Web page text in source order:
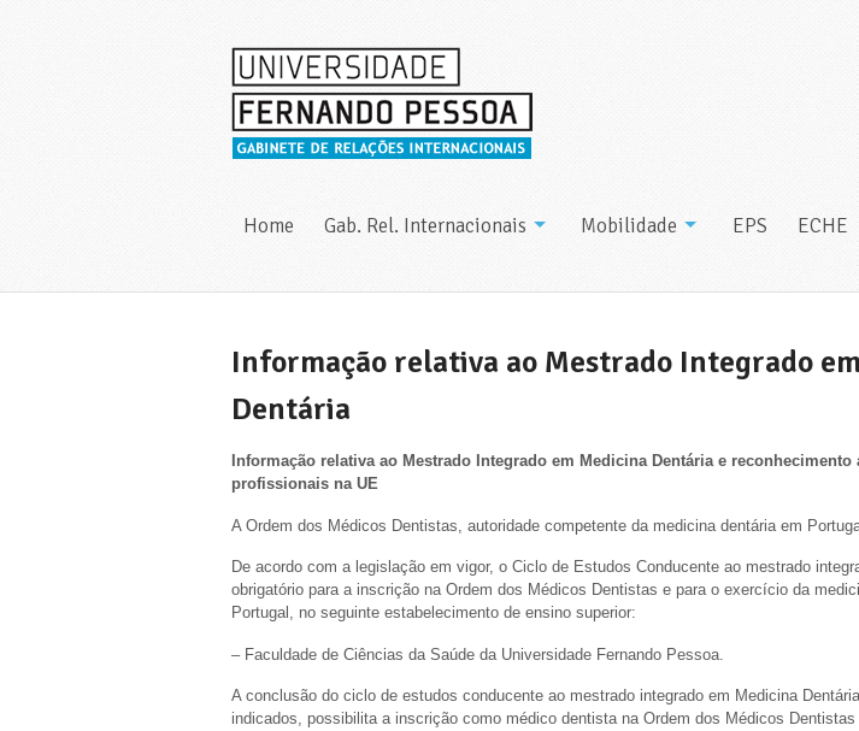
Home Gab. Rel. Internacionais Mobilidade EPS ECHE
Informação relativa ao Mestrado Integrado
Dentária
Informação relativa ao Mestrado Integrado em Medicina Dentária e
profissionais na UE
A Ordem dos Médicos Dentistas, autoridade competente da medicina dentária em
De acordo com a legislação em vigor, o Ciclo de Estudos Conducente ao mestrado
obrigatório para a inscrição na Ordem dos Médicos Dentistas e para o exercício da
Portugal, no seguinte estabelecimento de ensino superior:
– Faculdade de Ciências da Saúde da Universidade Fernando Pessoa.
A conclusão do ciclo de estudos conducente ao mestrado integrado em Medicina
indicados, possibilita a inscrição como médico dentista na Ordem dos Médicos